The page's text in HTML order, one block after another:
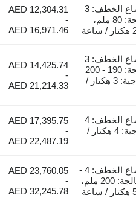
الفئة: للجرار، اتساع الخطف: 3
متر، عمق المعالجة: 80 ملم،
AED 12,304.31
-
AED 16,971.46
الفئة: للجرار، اتساع الخطف: 3
متر، عمق المعالجة: 190 - 200
ملم، القدرة الإنتاجية: 3 هكتار /
AED 14,425.74
-
AED 21,214.33
الفئة: للجرار، اتساع الخطف: 4
متر، القدرة الإنتاجية: 4 هكتار /
AED 17,395.75
-
AED 22,487.19
الفئة: للجرار، اتساع الخطف: 4 -
5 متر، عمق المعالجة: 200 ملم،
AED 23,760.05
-
AED 32,245.78